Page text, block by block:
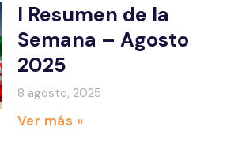
I Resumen de la
Semana – Agosto
2025
8 agosto, 2025
Ver más »